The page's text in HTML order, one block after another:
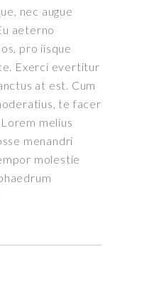
nec augue
aeterno
pro iisque
Exerci evertitur
at est. Cum
te facer
melius
menandri
molestie